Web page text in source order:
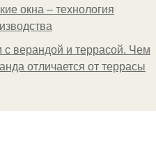
окна – технология
с верандой и террасой. Чем
отличается от террасы